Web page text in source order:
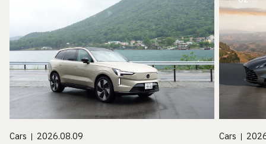
Cars 2026.08.09 Cars